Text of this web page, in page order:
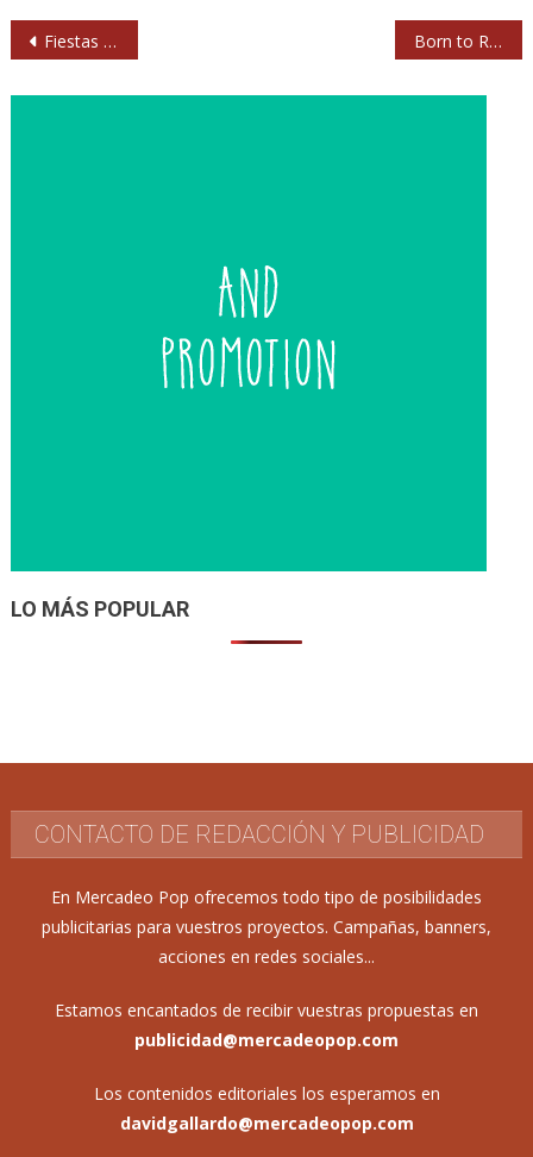
Navegación
Fiestas de Villaviciosa de Odón 2025 (septiembre): primeros conciertos Born to Run: Bruce Springsteen a vida o muerte
LO MÁS POPULAR
CONTACTO DE REDACCIÓN Y PUBLICIDAD
En Mercadeo Pop ofrecemos todo tipo de posibilidades
publicitarias para vuestros proyectos. Campañas, banners,
acciones en redes sociales...
Estamos encantados de recibir vuestras propuestas en
publicidad@mercadeopop.com
Los contenidos editoriales los esperamos en
davidgallardo@mercadeopop.com